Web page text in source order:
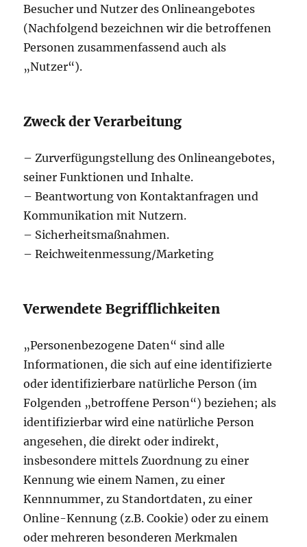
Besucher und Nutzer des Onlineangebotes
(Nachfolgend bezeichnen wir die betroffenen
Personen zusammenfassend auch als
„Nutzer“).
Zweck der Verarbeitung
– Zurverfügungstellung des Onlineangebotes,
seiner Funktionen und Inhalte.
– Beantwortung von Kontaktanfragen und
Kommunikation mit Nutzern.
– Sicherheitsmaßnahmen.
– Reichweitenmessung/Marketing
Verwendete Begrifflichkeiten
„Personenbezogene Daten“ sind alle
Informationen, die sich auf eine identifizierte
oder identifizierbare natürliche Person (im
Folgenden „betroffene Person“) beziehen; als
identifizierbar wird eine natürliche Person
angesehen, die direkt oder indirekt,
insbesondere mittels Zuordnung zu einer
Kennung wie einem Namen, zu einer
Kennnummer, zu Standortdaten, zu einer
Online-Kennung (z.B. Cookie) oder zu einem
oder mehreren besonderen Merkmalen